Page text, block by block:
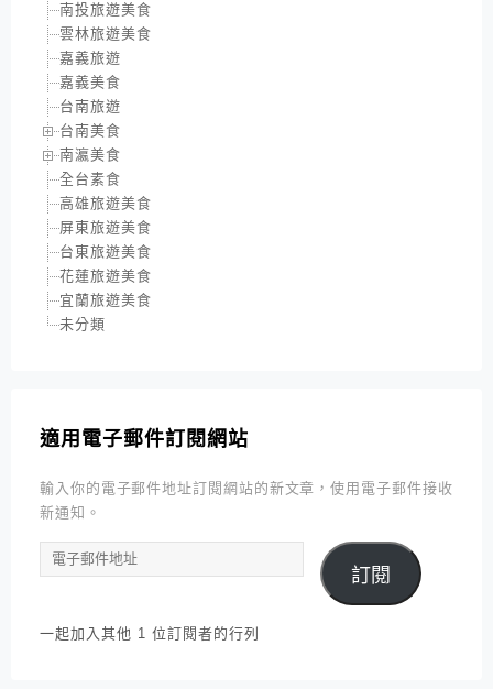
南投旅遊美食
雲林旅遊美食
嘉義旅遊
嘉義美食
台南旅遊
台南美食
南瀛美食
全台素食
高雄旅遊美食
屏東旅遊美食
台東旅遊美食
花蓮旅遊美食
宜蘭旅遊美食
未分類
適用電子郵件訂閱網站
輸入你的電子郵件地址訂閱網站的新文章，使用電子郵件接收
新通知。
電
子
件
訂閱
一起加入其他 1 位訂閱者的行列